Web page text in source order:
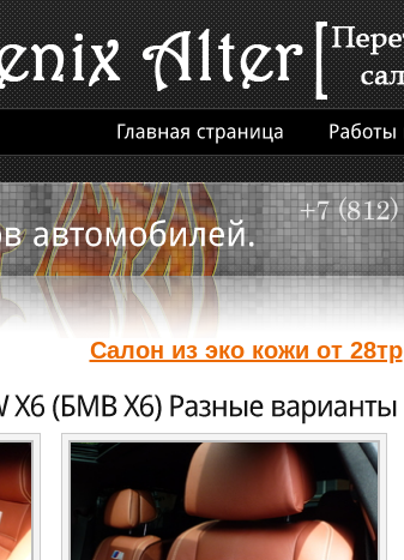
Салон из эко кожи от 28тр